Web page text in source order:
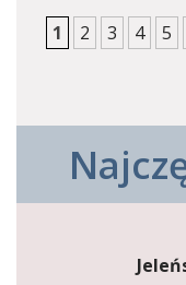
1 2 3 4 5